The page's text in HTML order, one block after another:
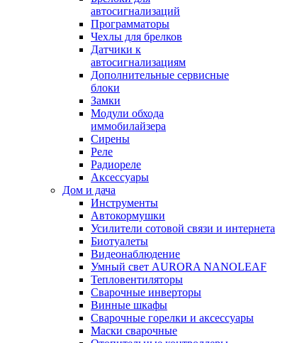
автосигнализаций
Программаторы
Чехлы для брелков
Датчики к
автосигнализациям
Дополнительные сервисные
блоки
Замки
Модули обхода
иммобилайзера
Сирены
Реле
Радиореле
Аксессуары
Дом и дача
Инструменты
Автокормушки
Усилители сотовой связи и интернета
Биотуалеты
Видеонаблюдение
Умный свет AURORA NANOLEAF
Тепловентиляторы
Сварочные инверторы
Винные шкафы
Сварочные горелки и аксессуары
Маски сварочные